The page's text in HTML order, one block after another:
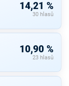
14,21 %
30 hlasů
10,90 %
23 hlasů